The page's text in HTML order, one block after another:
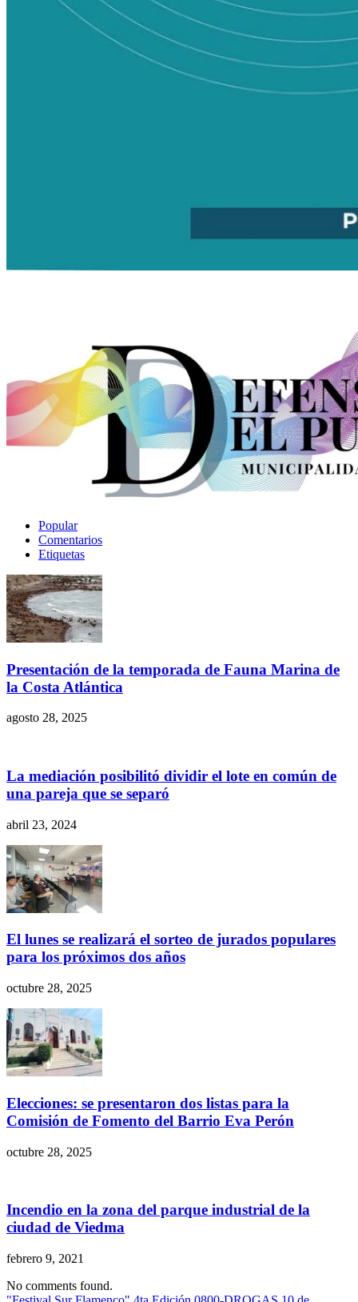
Popular
Comentarios
Etiquetas
Presentación de la temporada de Fauna Marina de
la Costa Atlántica
agosto 28, 2025
La mediación posibilitó dividir el lote en común de
una pareja que se separó
abril 23, 2024
El lunes se realizará el sorteo de jurados populares
para los próximos dos años
octubre 28, 2025
Elecciones: se presentaron dos listas para la
Comisión de Fomento del Barrio Eva Perón
octubre 28, 2025
Incendio en la zona del parque industrial de la
ciudad de Viedma
febrero 9, 2021
No comments found.